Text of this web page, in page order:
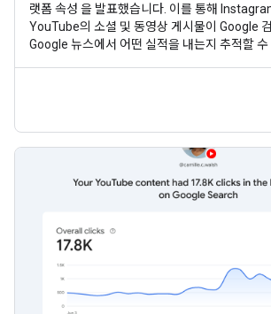
랫폼 속성 을 발표했습니다. 이를 통해
YouTube의 소셜 및 동영상 게시물이 Google
Google 뉴스에서 어떤 실적을 내는지 추적할